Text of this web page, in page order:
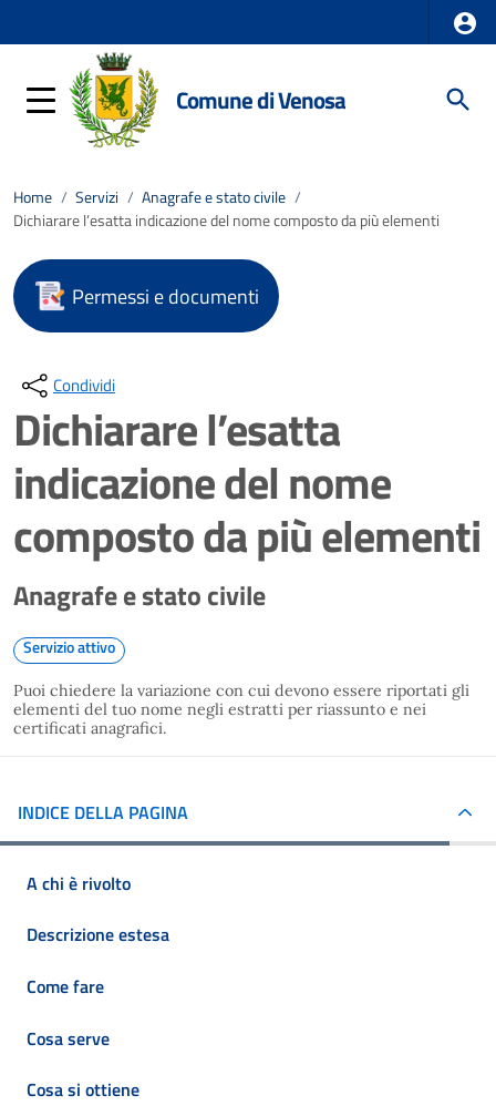
Comune di Venosa
Home / Servizi / Anagrafe e stato civile /
Dichiarare l’esatta indicazione del nome composto da più elementi
Permessi e documenti
Condividi
Dichiarare l’esatta
indicazione del nome
composto da più elementi
Anagrafe e stato civile
Servizio attivo
Puoi chiedere la variazione con cui devono essere riportati gli
elementi del tuo nome negli estratti per riassunto e nei
certificati anagrafici.
INDICE DELLA PAGINA
A chi è rivolto
Descrizione estesa
Come fare
Cosa serve
Cosa si ottiene